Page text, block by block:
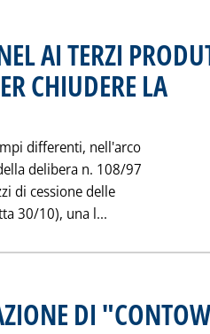
AI TERZI
CHIUDERE LA
differenti, nell'arco
delibera n. 108/97
di cessione delle
30/10), una l... Leggi tutta la
DI